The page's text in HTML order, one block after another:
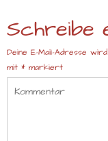
Schreibe
Deine E-Mail-Adresse
mit * markiert